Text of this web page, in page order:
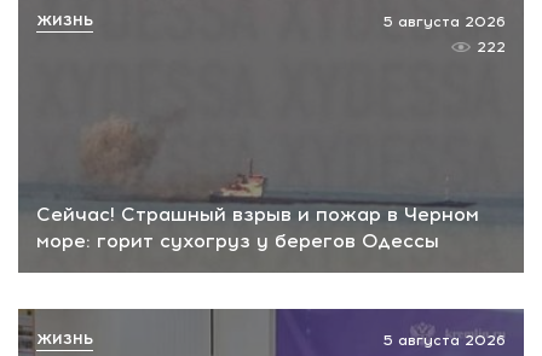
Сейчас! Страшный взрыв и пожар в Черном
море: горит сухогруз у берегов Одессы
5 августа 2026
222
ЖИЗНЬ
5 августа 2026
ЖИЗНЬ